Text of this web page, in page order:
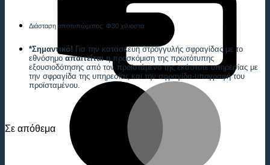
Διάσταση αποτυπώματος: Φ30 χιλιοστα
*Σημαντικό! Για την κατασκευή στρογγυλής σφραγίδας με το
εθνόσημο απαιτείταιη προσκόμιση της πρωτότυπης
εξουσιοδότησης από τον προϊστάμενο της εκάστοτε υπηρεσίας με
την σφραγίδα της υπηρεσίας και την σφραγίδα-υπογραφή του
προϊσταμένου.
Σε απόθεμα